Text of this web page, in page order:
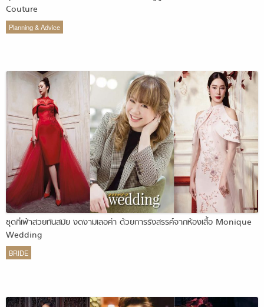
Couture
Planning & Advice
ชุดกี่เพ้าสวยทันสมัย งดงามเลอค่า ด้วยการรังสรรค์จากห้องเสื้อ Monique
Wedding
BRIDE